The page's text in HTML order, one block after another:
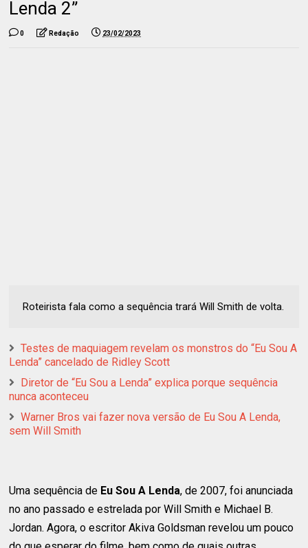
Lenda 2”
0 Redação 23/02/2023
Roteirista fala como a sequência trará Will Smith de volta.
Testes de maquiagem revelam os monstros do “Eu Sou A
Lenda” cancelado de Ridley Scott
Diretor de “Eu Sou a Lenda” explica porque sequência
nunca aconteceu
Warner Bros vai fazer nova versão de Eu Sou A Lenda,
sem Will Smith
Uma sequência de Eu Sou A Lenda, de 2007, foi anunciada
no ano passado e estrelada por Will Smith e Michael B.
Jordan. Agora, o escritor Akiva Goldsman revelou um pouco